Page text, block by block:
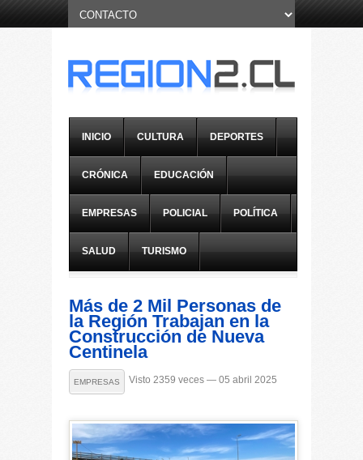
INICIO CULTURA DEPORTES
CRÓNICA EDUCACIÓN
EMPRESAS POLICIAL POLÍTICA
SALUD TURISMO
Más de 2 Mil Personas de
la Región Trabajan en la
Construcción de Nueva
Centinela
EMPRESAS Visto 2359 veces — 05 abril 2025